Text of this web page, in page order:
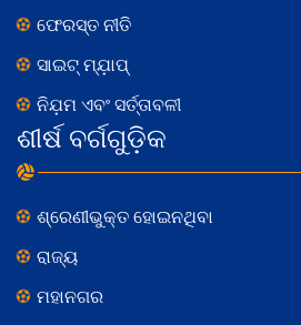
ଫେରସ୍ତ ନୀତି
ସାଇଟ୍ ମ୍ଯ଼ାପ୍
ନିଯ଼ମ ଏବଂ ସର୍ତ୍ତାବଳୀ
ଶୀର୍ଷ ବର୍ଗଗୁଡ଼ିକ
ଶ୍ରେଣୀଭୁକ୍ତ ହୋଇନଥିବା
ରାଜ୍ୟ
ମହାନଗର